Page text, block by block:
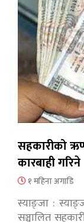
सहकारीको
कारबाही गरिने
१ महिना अगाडि
स्याङ्जा :
सञ्चालित